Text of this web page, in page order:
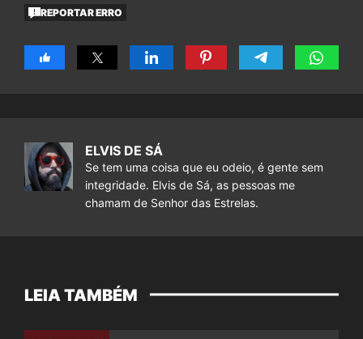
REPORTAR ERRO
ELVIS DE SÁ
Se tem uma coisa que eu odeio, é gente sem
integridade. Elvis de Sá, as pessoas me
chamam de Senhor das Estrelas.
LEIA TAMBÉM